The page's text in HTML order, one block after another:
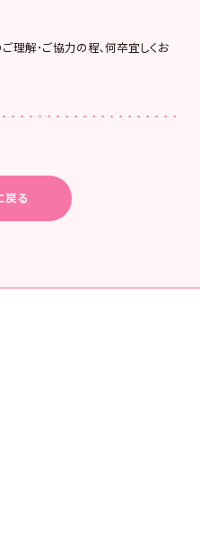
理解･ご協力の程､何卒宜しくお
戻る